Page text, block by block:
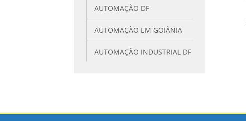
AUTOMAÇÃO DF
AUTOMAÇÃO EM GOIÂNIA
AUTOMAÇÃO INDUSTRIAL DF
SEGURANÇA PARA SUA